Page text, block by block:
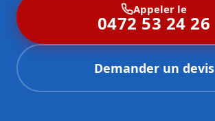
Appeler le
0472 53 24 26
Demander un devis